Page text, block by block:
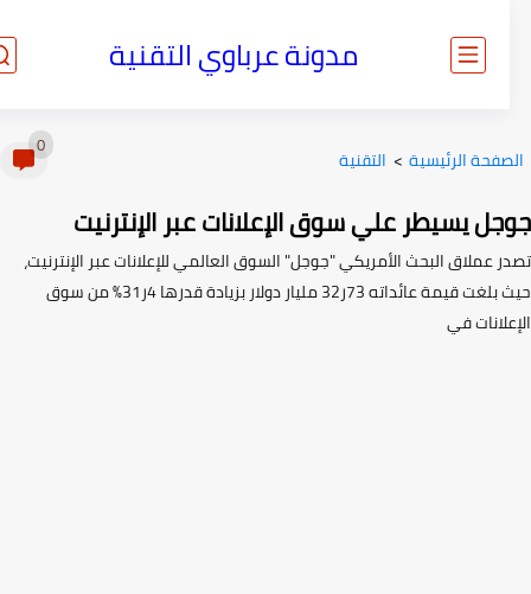
مدونة عرباوي التقنية
الرئيسية> التقنية
يسيطر علي سوق الإعلانات عبر الإنترنيت
عملاق البحث الأمريكي "جوجل" السوق العالمي للإعلانات عبر الإنترنيت،
حيث بلغت قيمة عائداته 73ر32 مليار دولار بزيادة قدرها 4ر31% من سوق
في